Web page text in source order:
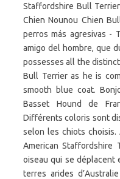
Staffordshire Bull
Chien Nounou Chien
perros más agresivas -
amigo del hombre, que
possesses all the
Bull Terrier as he is
smooth blue coat.
Basset Hound de
Différents coloris sont
selon les chiots choisis.
American Staffordshire
oiseau qui se déplacent
terres arides